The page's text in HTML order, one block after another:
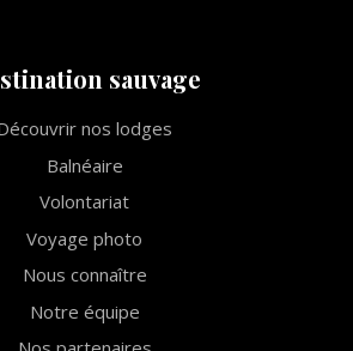
sauvage
nos lodges
Balnéaire
Volontariat
Voyage photo
Nous connaître
Notre équipe